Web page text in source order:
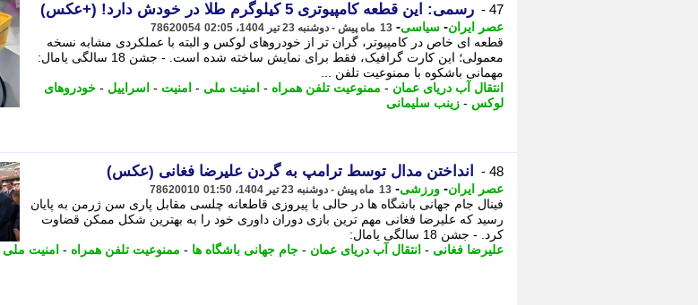
47 - رسمی: این قطعه کامپیوتری 5 کیلوگرم طلا در خودش دارد! (+عکس)
عصر ایران- سیاسی- 13 ماه پیش - دوشنبه 23 تیر 1404، 02:05 78620054
قطعه ای خاص در کامپیوتر، گران تر از خودروهای لوکس و البته با عملکردی مشابه نسخه
معمولی؛ این کارت گرافیک، فقط برای نمایش ساخته شده است. - جشن 18 سالگی یامال:
مهمانی باشکوه با ممنوعیت تلفن ...
انتقال آب دریای عمان - ممنوعیت تلفن همراه - امنیت ملی - امنیت - اسراییل - خودروهای
لوکس - زینب سلیمانی
48 - انداختن مدال توسط ترامپ به گردن علیرضا فغانی (عکس)
عصر ایران- ورزشی- 13 ماه پیش - دوشنبه 23 تیر 1404، 01:50 78620010
فینال جام جهانی باشگاه ها در حالی با پیروزی قاطعانه چلسی مقابل پاری سن ژرمن به پایان
رسید که علیرضا فغانی مهم ترین بازی دوران داوری خود را به بهترین شکل ممکن قضاوت
کرد. - جشن 18 سالگی یامال:
علیرضا فغانی - انتقال آب دریای عمان - جام جهانی باشگاه ها - ممنوعیت تلفن همراه - امنیت ملی